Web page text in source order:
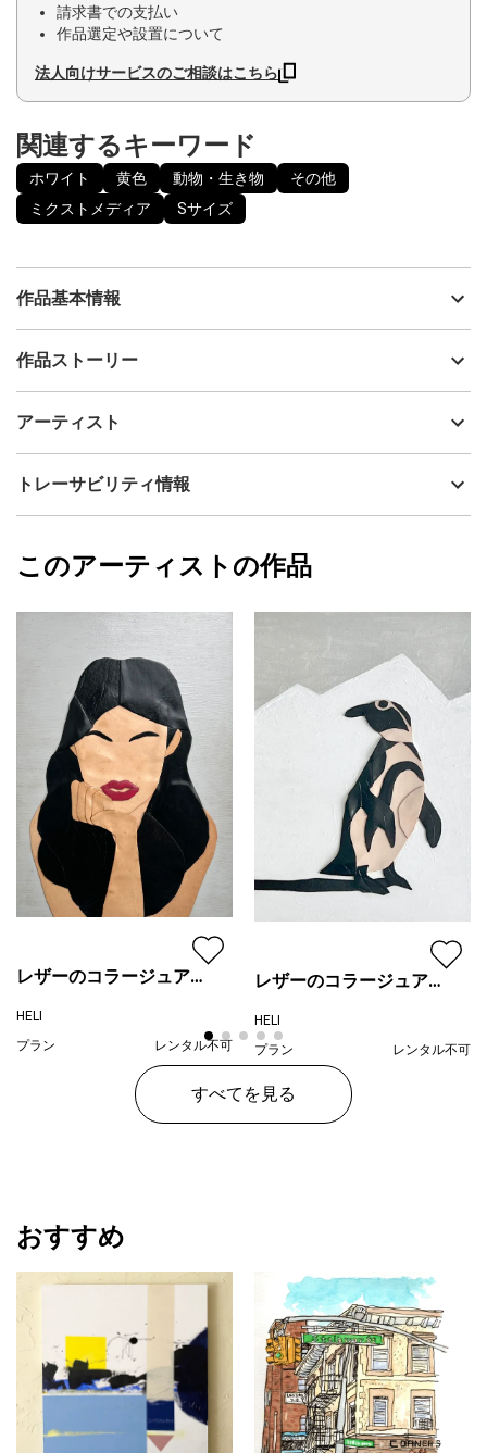
請求書での支払い
作品選定や設置について
法人向けサービスのご相談はこちら
関連するキーワード
ホワイト 黄色 動物・生き物
その他
ミクストメディア
Sサイズ
作品基本情報
出品者
制作年
ミクストメディア
カラー
ホワイト
ジャンル
動物・生き物
作品ストーリー
味わい深い革を木製パネルに切り貼りしたコラージュ。全く同じ
い表情を生み出しています。
幸運を呼び込むと言われているトラが、人を楽しませるピエロに
扮した、ユニークで縁起が良いデザインです。インテリア空間の
木製パネルはキャンバスに比べて丈夫なので、額なしで壁や棚に
手軽に飾ることができます。また、使い勝手の良いA4サイズなの
で、玄関やリビングなど、どんなインテリア空間にも自在に配置
できます。パソコンの横に置いたり、トイレの壁に飾ったりし
て、ひとつ飾るだけで、空間をおしゃれに彩ります。贈り物とし
ても喜ばれるアートパネルです。
アーティスト
HELI
フォローする
トレーサビリティ情報
HELI
このアーティストの作品
レザーのコラージュアー
HELI
プラン
レンタル不可
¥ 22,000
レザーのコラージュアー
ズ 木製パネル
HELI
プラン
レンタル不可
すべてを見る
おすすめ